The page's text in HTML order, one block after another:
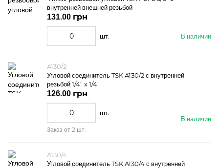
внутренней внешней резьбой
В наличии
131.00 грн
шт.
A130/2
Угловой соединитель TSK A130/2 с внутренней
резьбой 1/4" x 1/4"
В наличии
126.00 грн
шт.
Заказ от 2 шт.
A130/4
Угловой соединитель TSK A130/4 с внутренней